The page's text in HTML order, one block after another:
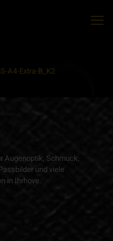
A4-Extra-B_K2
Augenoptik, Schmuck,
und viele
in Ihrhove.